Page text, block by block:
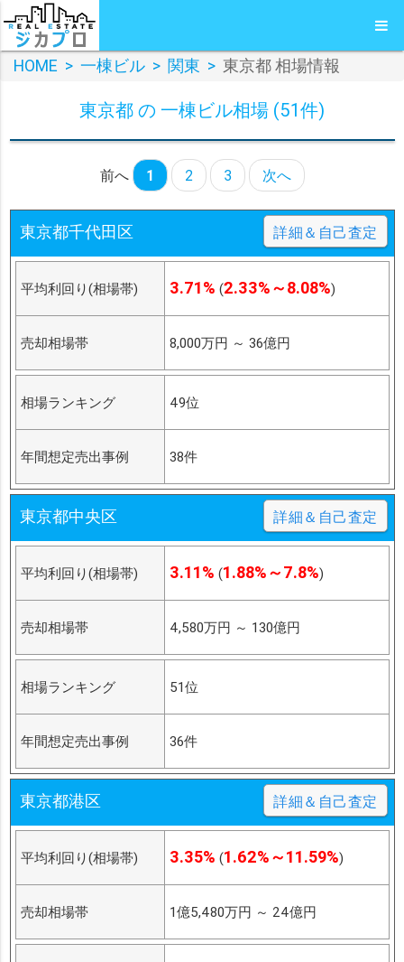
HOME > 一棟ビル > 関東 > 東京都 相場情報
東京都 の 一棟ビル相場 (51件)
前へ 1 2 3 次へ
東京都千代田区 詳細＆自己査定
平均利回り(相場帯) 3.71% (2.33%～8.08%)
売却相場帯 8,000万円 ～ 36億円
相場ランキング 49位
年間想定売出事例 38件
東京都中央区 詳細＆自己査定
平均利回り(相場帯) 3.11% (1.88%～7.8%)
売却相場帯 4,580万円 ～ 130億円
相場ランキング 51位
年間想定売出事例 36件
東京都港区 詳細＆自己査定
平均利回り(相場帯) 3.35% (1.62%～11.59%)
売却相場帯 1億5,480万円 ～ 24億円